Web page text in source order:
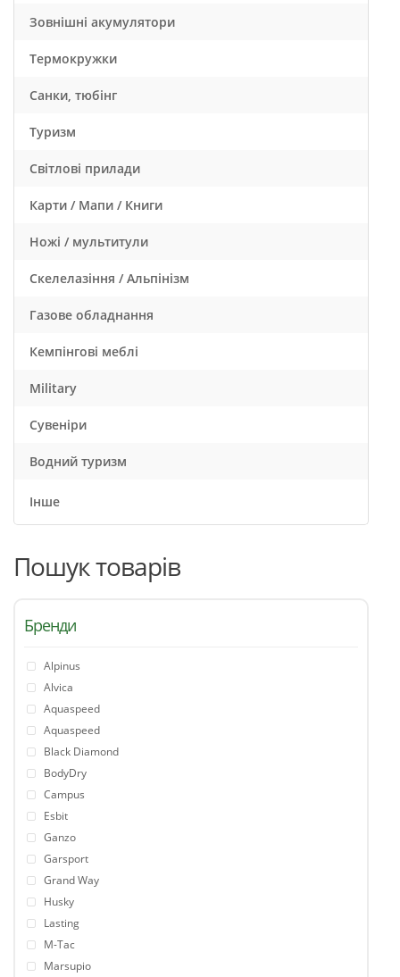
Зовнішні акумулятори
Термокружки
Санки, тюбінг
Туризм
Світлові прилади
Карти / Мапи / Книги
Ножі / мультитули
Скелелазіння / Альпінізм
Газове обладнання
Кемпінгові меблі
Military
Сувеніри
Водний туризм
Інше
Пошук товарів
Бренди
Alpinus
Alvica
Aquaspeed
Aquaspeed
Black Diamond
BodyDry
Campus
Esbit
Ganzo
Garsport
Grand Way
Husky
Lasting
M-Tac
Marsupio